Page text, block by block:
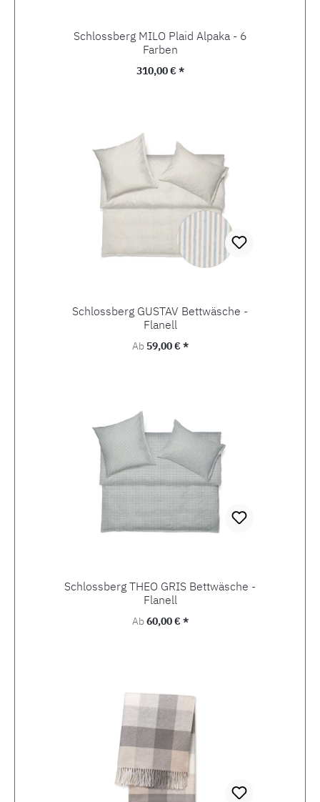
Schlossberg MILO Plaid Alpaka - 6
Farben
Regulärer Preis:
310,00 € *
Schlossberg GUSTAV Bettwäsche -
Flanell
Regulärer Preis:
Ab 59,00 € *
Schlossberg THEO GRIS Bettwäsche -
Flanell
Regulärer Preis:
Ab60,00 € *